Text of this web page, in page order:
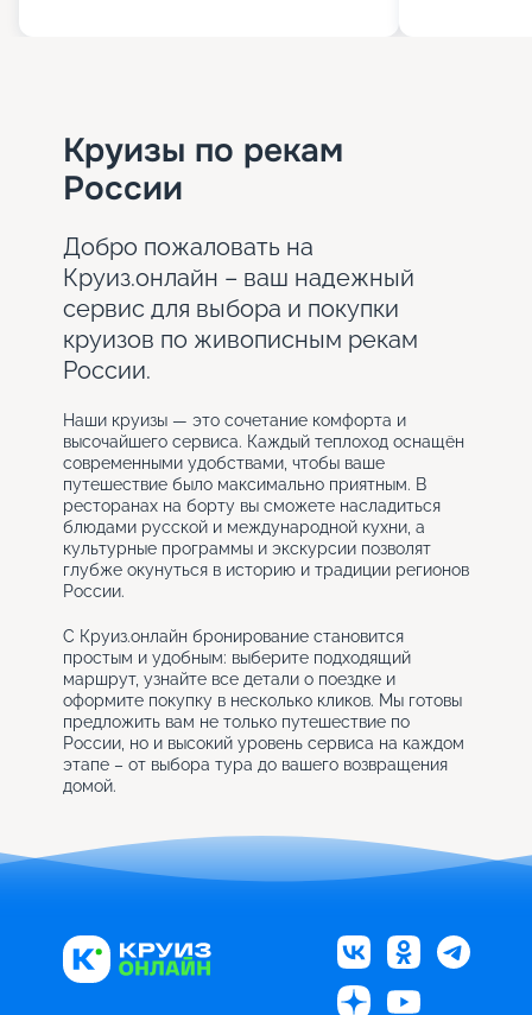
Круизы по рекам
России
Добро пожаловать на
Круиз.онлайн – ваш надежный
сервис для выбора и покупки
круизов по живописным рекам
России.
Наши круизы — это сочетание комфорта и
высочайшего сервиса. Каждый теплоход оснащён
современными удобствами, чтобы ваше
путешествие было максимально приятным. В
ресторанах на борту вы сможете насладиться
блюдами русской и международной кухни, а
культурные программы и экскурсии позволят
глубже окунуться в историю и традиции регионов
России.
С Круиз.онлайн бронирование становится
простым и удобным: выберите подходящий
маршрут, узнайте все детали о поездке и
оформите покупку в несколько кликов. Мы готовы
предложить вам не только путешествие по
России, но и высокий уровень сервиса на каждом
этапе – от выбора тура до вашего возвращения
домой.